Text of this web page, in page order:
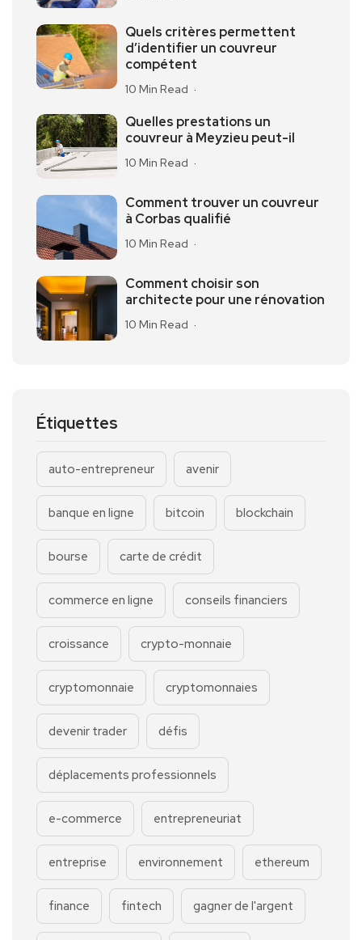
Quels critères permettent
d’identifier un couvreur
compétent
10 Min Read
Quelles prestations un
couvreur à Meyzieu peut-il
10 Min Read
Comment trouver un couvreur
à Corbas qualifié
10 Min Read
Comment choisir son
architecte pour une rénovation
10 Min Read
Étiquettes
auto-entrepreneur avenir
banque en ligne bitcoin blockchain
bourse carte de crédit
commerce en ligne conseils financiers
croissance crypto-monnaie
cryptomonnaie cryptomonnaies
devenir trader défis
déplacements professionnels
e-commerce entrepreneuriat
entreprise environnement ethereum
finance fintech gagner de l'argent